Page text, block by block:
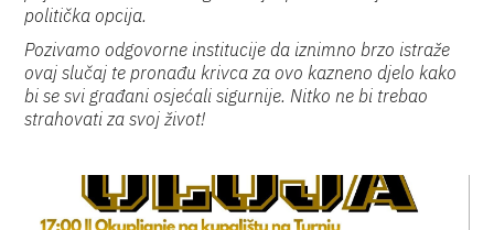
politička opcija.
Pozivamo odgovorne institucije da iznimno brzo istraže
ovaj slučaj te pronađu krivca za ovo kazneno djelo kako
bi se svi građani osjećali sigurnije. Nitko ne bi trebao
strahovati za svoj život!